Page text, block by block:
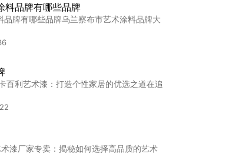
料品牌有哪些品牌
品牌有哪些品牌乌兰察布市艺术涂料品牌大
百利艺术漆：打造个性家居的优选之道在追
漆厂家专卖：揭秘如何选择高品质的艺术